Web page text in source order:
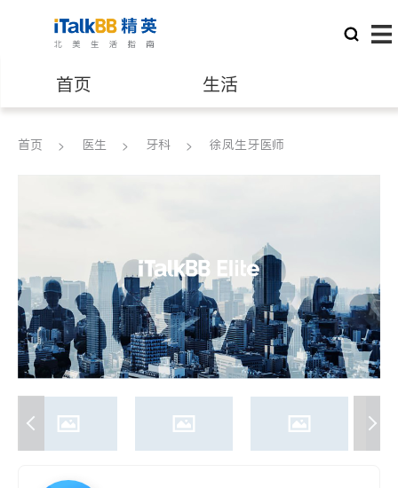
首页 生活
医生 律师
养老 非盈利组织
首页 医生 牙科 徐凤生牙医师